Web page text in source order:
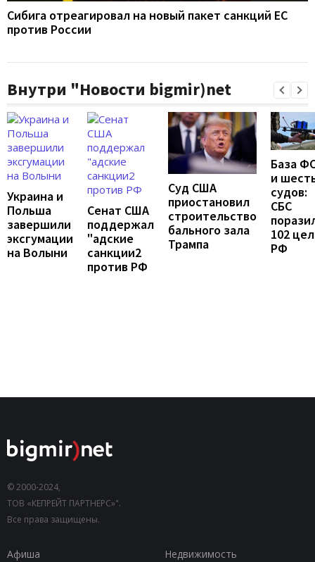
Сибига отреагировал на новый пакет санкций ЕС
против России
Внутри "Новости bigmir)net
Украина и
Польша
завершили
эксгумации
на Волыни
Сенат США
поддержал
"адские
санкции2
против РФ
Суд США
приостановил
строительство
бального зала
Трампа
База
и
судов:
СБС
102
РФ
© 2000-2024,
ТОВ «КЕПРЕЙТ ПАРТНЕРС»".
Все права защищены.
Афиша
Недвижимость